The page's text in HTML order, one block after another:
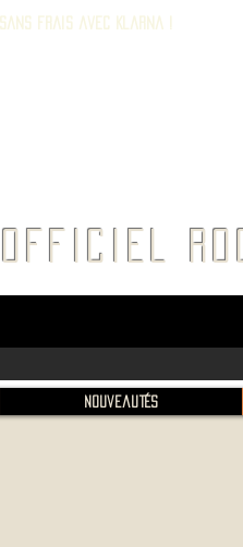
frais avec Klarna !
OFFICIEL
Nouveautés